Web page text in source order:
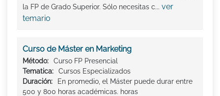
la FP de Grado Superior. Sólo necesitas c... ver
temario
Curso de Máster en Marketing
Método:
Curso FP Presencial
Tematica:
Cursos Especializados
Duración:
En promedio, el Máster puede durar entre
500 y 800 horas académicas. horas